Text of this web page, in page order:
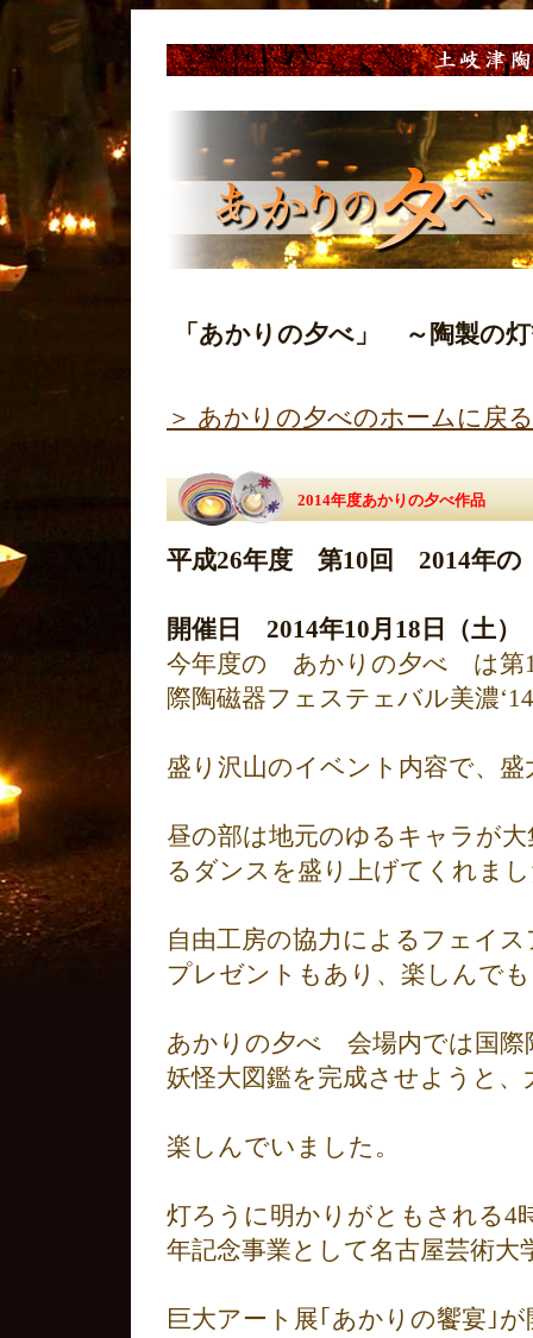
「あかりの夕べ」 ～陶製の
＞ あかりの夕べのホームに戻
2014年度あかりの夕べ作品
平成26年度 第10回 2014年の
開催日 2014年10月18日（土）
今年度の あかりの夕べ は第
際陶磁器フェステェバル美濃
盛り沢山のイベント内容で、
昼の部は地元のゆるキャラが
るダンスを盛り上げてくれま
自由工房の協力によるフェイ
プレゼントもあり、楽しんで
あかりの夕べ 会場内では国際
妖怪大図鑑を完成させようと
楽しんでいました。
灯ろうに明かりがともされる4
年記念事業として名古屋芸術
巨大アート展｢あかりの饗宴｣